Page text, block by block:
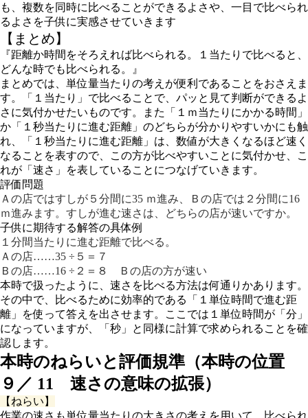
も、複数を同時に比べることができるよさや、一目で比べられ
るよさを子供に実感させていきます
【まとめ】
『距離か時間をそろえれば比べられる。１当たりで比べると、
どんな時でも比べられる。』
まとめでは、単位量当たりの考えが便利であることをおさえま
す。「１当たり」で比べることで、パッと見て判断ができるよ
さに気付かせたいものです。また「１ｍ当たりにかかる時間」
か「１秒当たりに進む距離」のどちらが分かりやすいかにも触
れ、「１秒当たりに進む距離」は、数値が大きくなるほど速く
なることを表すので、この方が比べやすいことに気付かせ、こ
れが「速さ」を表していることにつなげていきます。
評価問題
Ａの店ではすしが５分間に35 ｍ進み、Ｂの店では２分間に16
ｍ進みます。すしが進む速さは、どちらの店が速いですか。
子供に期待する解答の具体例
１分間当たりに進む距離で比べる。
Ａの店……35 ÷５＝７
Ｂの店……16 ÷２＝８ Ｂの店の方が速い
本時で扱ったように、速さを比べる方法は何通りかあります。
その中で、比べるために効率的である「１単位時間で進む距
離」を使って答えを出させます。ここでは１単位時間が「分」
になっていますが、「秒」と同様に計算で求められることを確
認します。
本時のねらいと評価規準（本時の位置
９／ 11 速さの意味の拡張）
【ねらい】
作業の速さも単位量当たりの大きさの考えを用いて、比べられ